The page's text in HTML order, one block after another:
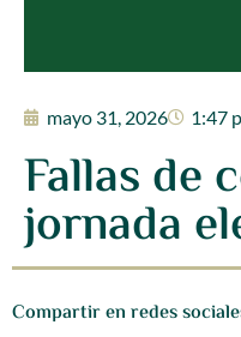
mayo 31, 2026 1:47
Fallas de
jornada
Compartir en redes